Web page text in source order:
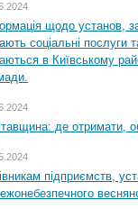
щодо установ,
соціальні послуги
в Київському
де отримати,
підприємств,